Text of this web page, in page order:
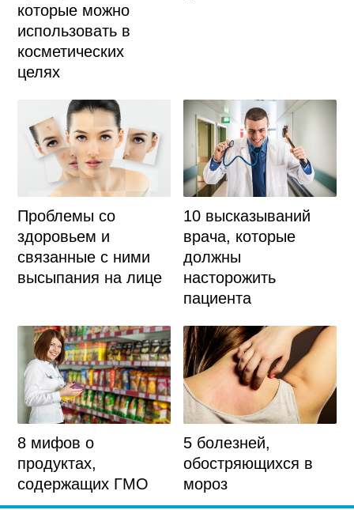
которые можно
использовать в
косметических
целях
Проблемы со
здоровьем и
связанные с ними
высыпания на лице
10 высказываний
врача, которые
должны
насторожить
пациента
8 мифов о
продуктах,
содержащих ГМО
5 болезней,
обостряющихся в
мороз